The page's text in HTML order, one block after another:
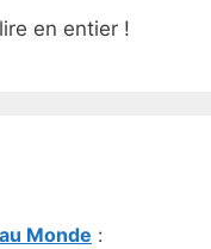
en entier !
Monde :